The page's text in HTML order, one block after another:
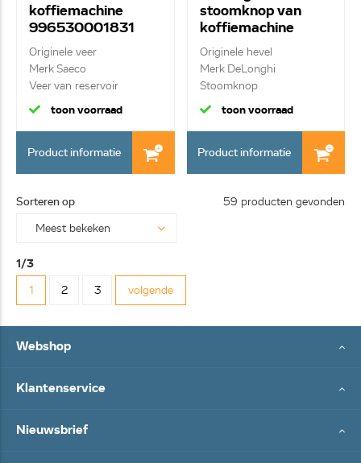
koffiemachine
996530001831
Originele veer
Merk Saeco
Veer van reservoir
toon voorraad
Product informatie
stoomknop van
koffiemachine
AS00008493
Originele hevel
Merk DeLonghi
Stoomknop
toon voorraad
Product informatie
Sorteren op 59 producten gevonden
1/3
1
2 3 volgende
Webshop
Klantenservice
Nieuwsbrief